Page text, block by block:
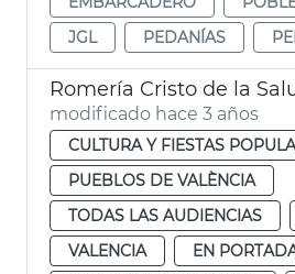
JGL
PEDANÍAS
Romería Cristo de la
modificado hace 3 años
CULTURA Y FIESTAS
PUEBLOS DE VALÈNCIA
TODAS LAS AUDIENCIAS
VALENCIA
EN